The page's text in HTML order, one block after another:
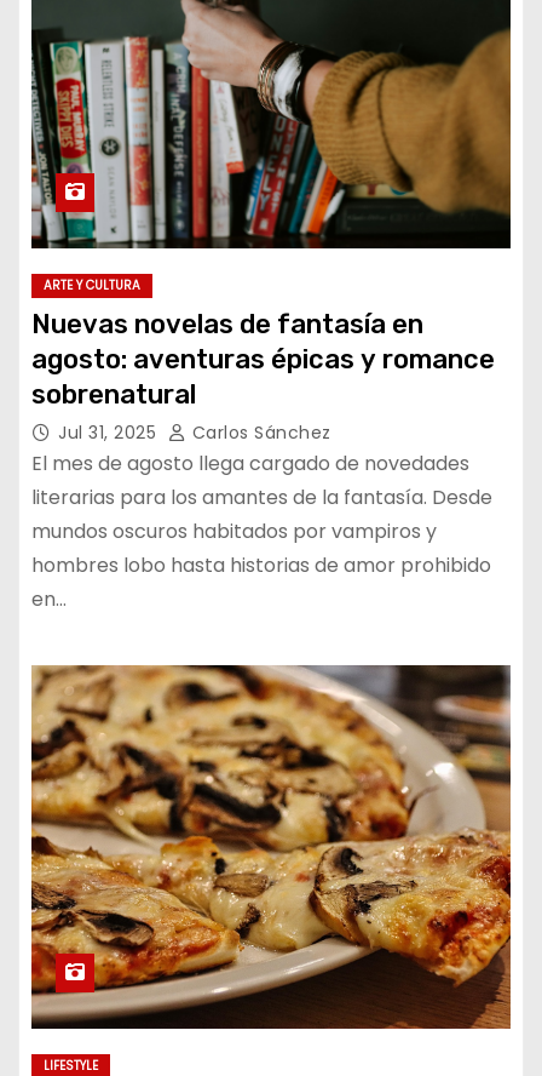
ARTE Y CULTURA
Nuevas novelas de fantasía en
agosto: aventuras épicas y romance
sobrenatural
Jul 31, 2025 Carlos Sánchez
El mes de agosto llega cargado de novedades
literarias para los amantes de la fantasía. Desde
mundos oscuros habitados por vampiros y
hombres lobo hasta historias de amor prohibido
en…
LIFESTYLE